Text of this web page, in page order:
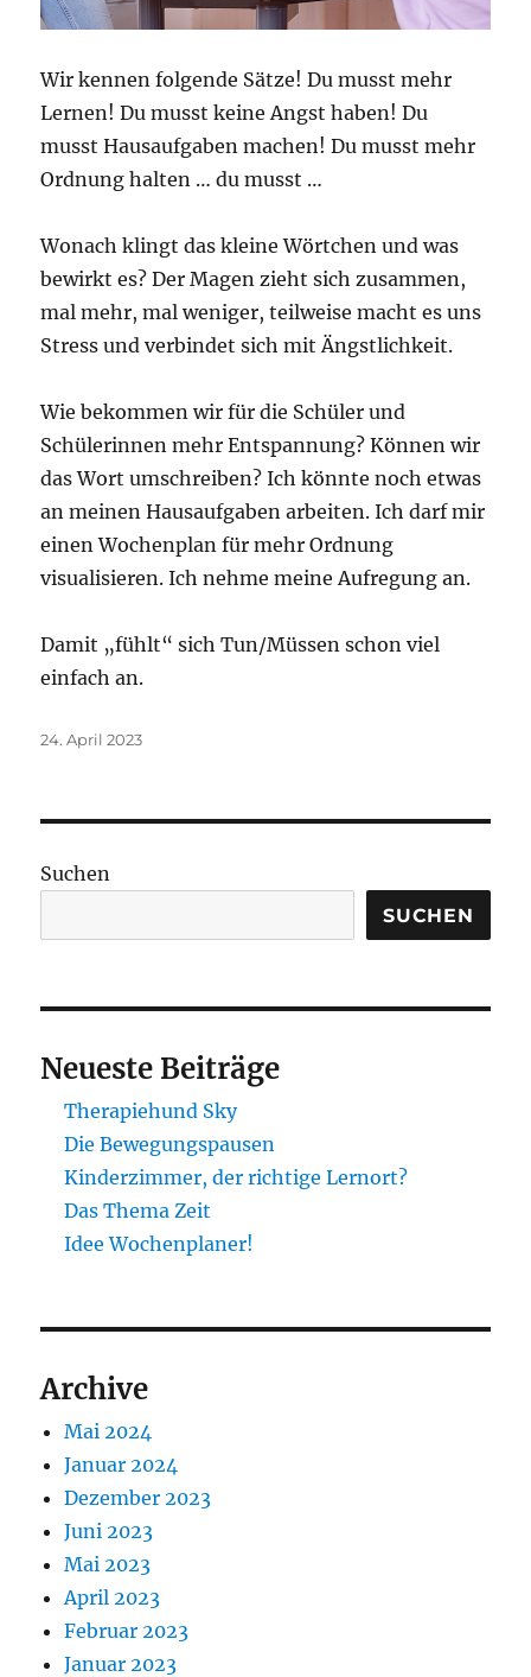
Wir kennen folgende Sätze! Du musst mehr
Lernen! Du musst keine Angst haben! Du
musst Hausaufgaben machen! Du musst mehr
Ordnung halten … du musst …
Wonach klingt das kleine Wörtchen und was
bewirkt es? Der Magen zieht sich zusammen,
mal mehr, mal weniger, teilweise macht es uns
Stress und verbindet sich mit Ängstlichkeit.
Wie bekommen wir für die Schüler und
Schülerinnen mehr Entspannung? Können wir
das Wort umschreiben? Ich könnte noch etwas
an meinen Hausaufgaben arbeiten. Ich darf mir
einen Wochenplan für mehr Ordnung
visualisieren. Ich nehme meine Aufregung an.
Damit „fühlt“ sich Tun/Müssen schon viel
einfach an.
Veröffentlicht
24. April 2023
Suchen
SUCHEN
Neueste Beiträge
Therapiehund Sky
Die Bewegungspausen
Kinderzimmer, der richtige Lernort?
Das Thema Zeit
Idee Wochenplaner!
Archive
Mai 2024
Januar 2024
Dezember 2023
Juni 2023
Mai 2023
April 2023
Februar 2023
Januar 2023